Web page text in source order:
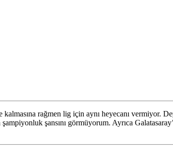
rağmen lig için aynı heyecanı vermiyor.
şampiyonluk şansını görmüyorum. Ayrıca